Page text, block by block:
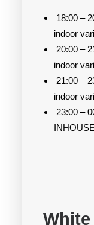
18:00 –
indoor
20:00 –
indoor
21:00 –
indoor
23:00 –